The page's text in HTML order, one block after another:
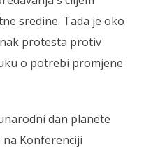
sredine. Tada je oko
protesta protiv
o potrebi promjene
dan planete
na Konferenciji